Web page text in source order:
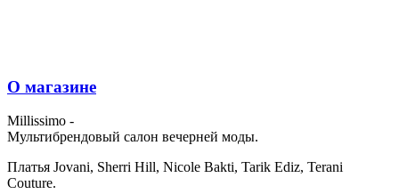
О магазине
Millissimo -
Мультибрендовый салон вечерней моды.
Платья Jovani, Sherri Hill, Nicole Bakti, Tarik Ediz, Terani
Couture.